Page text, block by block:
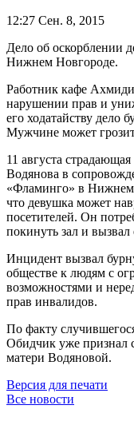
12:27 Сен. 8, 2015
Дело об оскорблении
Нижнем Новгороде.
Работник кафе
нарушении прав и
его ходатайству дело
Мужчине может
11 августа
Водянова в
«Фламинго» в Нижнем
что девушка может
посетителей. Он
покинуть зал и вызвал
Инцидент вызвал
обществе к людям с
возможностями и
прав инвалидов.
По факту
Обидчик уже признал
матери Водяновой.
Версия для печати
Все новости